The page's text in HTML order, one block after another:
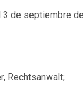
de septiembre
Rechtsanwalt;